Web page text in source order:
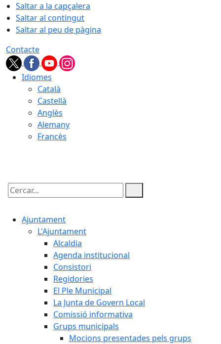
Saltar a la capçalera
Saltar al contingut
Saltar al peu de pàgina
Contacte
Idiomes
Català
Castellà
Anglès
Alemany
Francès
Cercar:
Ajuntament
L'Ajuntament
Alcaldia
Agenda institucional
Consistori
Regidories
El Ple Municipal
La Junta de Govern Local
Comissió informativa
Grups municipals
Mocions presentades pels grups